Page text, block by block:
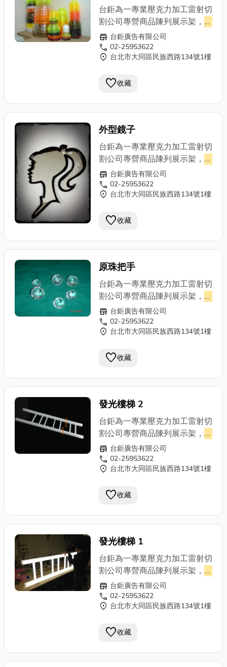
克力切割,壓克力DM架,壓克力
名片盒…等各種壓克力製品,另有
專業立體雕刻,雷射切割,歡迎蒞
臨指教。
台鉅為一專業壓克力加工雷射切
割公司專營商品陳列展示架， 壓
克力盒、罩、管、棒，室內燈
箱，雷射切割成形、壓克力網版
印刷，壓克力相關產品,壓克力
雕刻,台北壓克力,壓克力製品,台
訂製,壓克力製品,壓克力加工,壓
力雷射,壓克力盒
克力切割,壓克力DM架,壓克力
名片盒…等各種壓克力製品,另有
專業立體雕刻,雷射切割,歡迎蒞
臨指教。
store 台鉅廣告有限公司
call 02-25953622
location_on 台北市大同區民族西路134號1樓
favorite收藏
外型鏡子
台鉅為一專業壓克力加工雷射切
割公司專營商品陳列展示架， 壓
克力盒、罩、管、棒，室內燈
箱，雷射切割成形、壓克力網版
印刷，壓克力相關產品,壓克力
雕刻,台北壓克力,壓克力製品,台
訂製,壓克力製品,壓克力加工,壓
力雷射,壓克力盒
克力切割,壓克力DM架,壓克力
名片盒…等各種壓克力製品,另有
專業立體雕刻,雷射切割,歡迎蒞
臨指教。
store 台鉅廣告有限公司
call 02-25953622
location_on 台北市大同區民族西路134號1樓
favorite收藏
原珠把手
台鉅為一專業壓克力加工雷射切
割公司專營商品陳列展示架， 壓
克力盒、罩、管、棒，室內燈
箱，雷射切割成形、壓克力網版
印刷，壓克力相關產品,壓克力
雕刻,台北壓克力,壓克力製品,台
訂製,壓克力製品,壓克力加工,壓
力雷射,壓克力盒
克力切割,壓克力DM架,壓克力
名片盒…等各種壓克力製品,另有
專業立體雕刻,雷射切割,歡迎蒞
臨指教。
store 台鉅廣告有限公司
call 02-25953622
location_on 台北市大同區民族西路134號1樓
favorite收藏
發光樓梯 2
台鉅為一專業壓克力加工雷射切
割公司專營商品陳列展示架， 壓
克力盒、罩、管、棒，室內燈
箱，雷射切割成形、壓克力網版
印刷，壓克力相關產品,壓克力
雕刻,台北壓克力,壓克力製品,台
訂製,壓克力製品,壓克力加工,壓
力雷射,壓克力盒
克力切割,壓克力DM架,壓克力
名片盒…等各種壓克力製品,另有
專業立體雕刻,雷射切割,歡迎蒞
臨指教。
store 台鉅廣告有限公司
call 02-25953622
location_on 台北市大同區民族西路134號1樓
favorite收藏
發光樓梯 1
台鉅為一專業壓克力加工雷射切
割公司專營商品陳列展示架， 壓
克力盒、罩、管、棒，室內燈
箱，雷射切割成形、壓克力網版
印刷，壓克力相關產品,壓克力
雕刻,台北壓克力,壓克力製品,台
訂製,壓克力製品,壓克力加工,壓
store 台鉅廣告有限公司
call 02-25953622
location_on 台北市大同區民族西路134號1樓
favorite收藏